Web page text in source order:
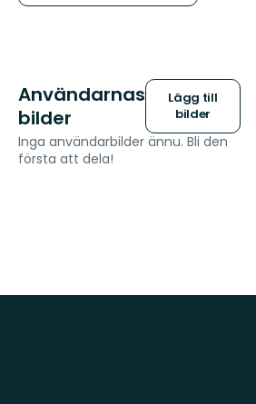
Användarnas
bilder
Lägg till
bilder
Inga användarbilder ännu. Bli den
första att dela!